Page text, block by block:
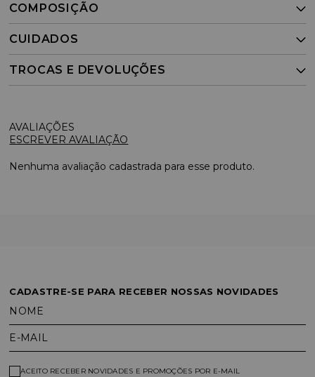
COMPOSIÇÃO
CUIDADOS
TROCAS E DEVOLUÇÕES
ESCREVER AVALIAÇÃO
Nenhuma avaliação cadastrada para esse produto.
CADASTRE-SE PARA RECEBER NOSSAS NOVIDADES
NOME
E-MAIL
ACEITO RECEBER NOVIDADES E PROMOÇÕES POR E-MAIL